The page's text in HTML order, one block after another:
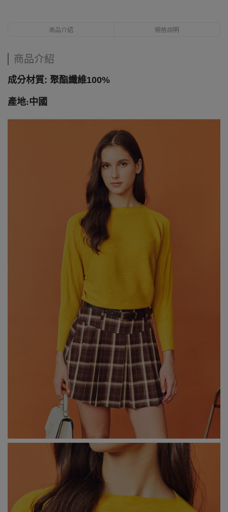
商品介紹 規格說明
商品介紹
成分材質: 聚酯纖維100%
產地:中國